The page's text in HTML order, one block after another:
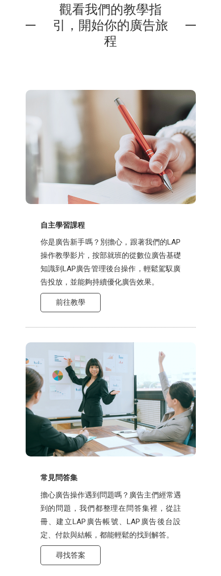
觀看我們的教學指
引，開始你的廣告旅
程
自主學習課程
你是廣告新手嗎？別擔心，跟著我們的LAP
操作教學影片，按部就班的從數位廣告基礎
知識到LAP廣告管理後台操作，輕鬆駕馭廣
告投放，並能夠持續優化廣告效果。
前往教學
常見問答集
擔心廣告操作遇到問題嗎？廣告主們經常遇
到的問題，我們都整理在問答集裡，從註
冊、建立LAP廣告帳號、LAP廣告後台設
定、付款與結帳，都能輕鬆的找到解答。
尋找答案